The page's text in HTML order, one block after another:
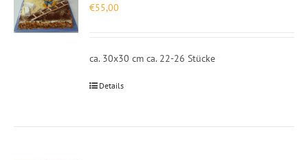
€55,00
ca. 30x30 cm ca. 22-26 Stücke
Details